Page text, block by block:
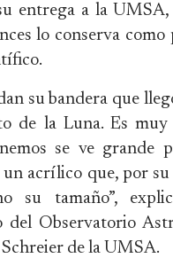
entrega a la
lo conserva como
su bandera que
de la Luna. Es muy
se ve grande
un acrílico que, por
su tamaño”,
del Observatorio
de la UMSA.